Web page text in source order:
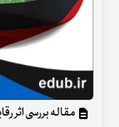
مقاله بررسی اثر